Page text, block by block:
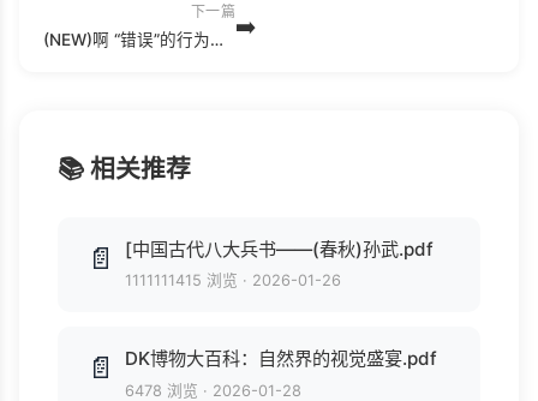
下一篇
(NEW)啊 “错误”的行为：行为经济学的形成.pdf ➡️
📚 相关推荐
📄 [中国古代八大兵书——(春秋)孙武.pdf
1111111415 浏览 · 2026-01-26
📄 DK博物大百科：自然界的视觉盛宴.pdf
6478 浏览 · 2026-01-28